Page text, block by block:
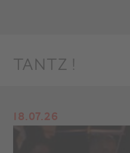
TANTZ !
18.07.26